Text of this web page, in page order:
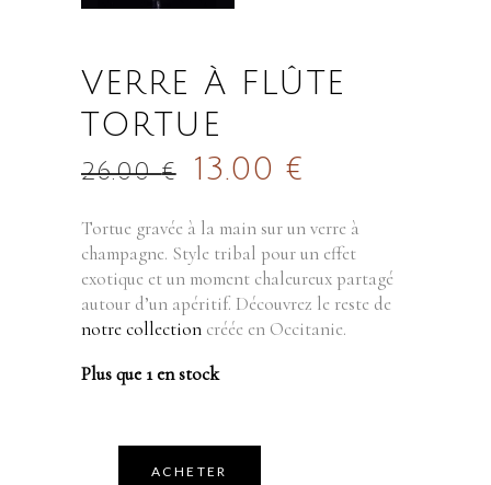
VERRE À FLÛTE
TORTUE
26.00€ 13.00€
Tortue gravée à la main sur un verre à
champagne. Style tribal pour un effet
exotique et un moment chaleureux partagé
autour d’un apéritif. Découvrez le reste de
notre collection créée en Occitanie.
Plus que 1 en stock
ACHETER